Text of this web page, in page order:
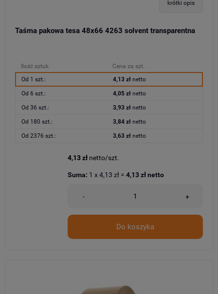
krótki opis
Taśma pakowa tesa 48x66 4263 solvent transparentna
Ilość sztuk
Cena za szt.
Od 1 szt.:
4,13 złnetto
Od 6 szt.: 4,05 złnetto
Od 36 szt.: 3,93 złnetto
Od 180 szt.: 3,84 złnetto
Od 2376 szt.: 3,63 złnetto
4,13 zł netto/szt.
- +
Do koszyka
Suma: 1 x4,13 zł = 4,13 złnetto